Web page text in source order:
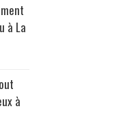
à La
à